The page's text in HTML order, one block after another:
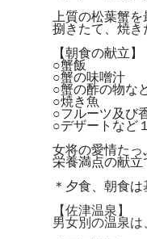
上質の松葉蟹
捌きたて、焼き
【朝食の献立】
○蟹飯
○蟹の味噌汁
○蟹の酢の物な
○焼き魚
○フルーツ及び
○デザートなど
女将の愛情たっ
栄養満点の献立
＊夕食、朝食
【佐津温泉】
男女別の温泉は